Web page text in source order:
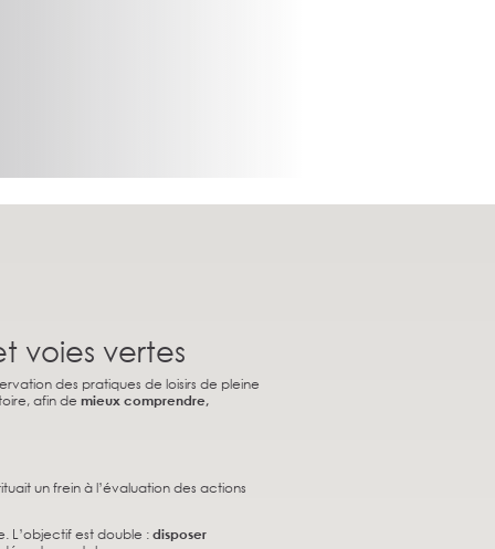
voies vertes
des pratiques de loisirs de pleine
afin de mieux comprendre,
un frein à l’évaluation des actions
L’objectif est double :disposer